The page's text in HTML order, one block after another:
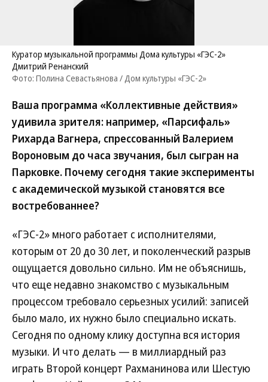
Куратор музыкальной программы Дома культуры «ГЭС-2»
Дмитрий Ренанский
Фото: Полина Севастьянова / Дом культуры «ГЭС-2»
Ваша программа «Коллективные действия»
удивила зрителя: например, «Парсифаль»
Рихарда Вагнера, спрессованный Валерием
Вороновым до часа звучания, был сыгран на
Парковке. Почему сегодня такие эксперименты
с академической музыкой становятся все
востребованнее?
«ГЭС-2» много работает с исполнителями,
которым от 20 до 30 лет, и поколенческий разрыв
ощущается довольно сильно. Им не объяснишь,
что еще недавно знакомство с музыкальным
процессом требовало серьезных усилий: записей
было мало, их нужно было специально искать.
Сегодня по одному клику доступна вся история
музыки. И что делать — в миллиардный раз
играть Второй концерт Рахманинова или Шестую